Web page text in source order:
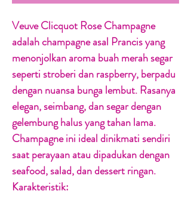
Veuve Clicquot Rose Champagne
adalah champagne asal Prancis yang
menonjolkan aroma buah merah segar
seperti stroberi dan raspberry, berpadu
dengan nuansa bunga lembut. Rasanya
elegan, seimbang, dan segar dengan
gelembung halus yang tahan lama.
Champagne ini ideal dinikmati sendiri
saat perayaan atau dipadukan dengan
seafood, salad, dan dessert ringan.
Karakteristik: